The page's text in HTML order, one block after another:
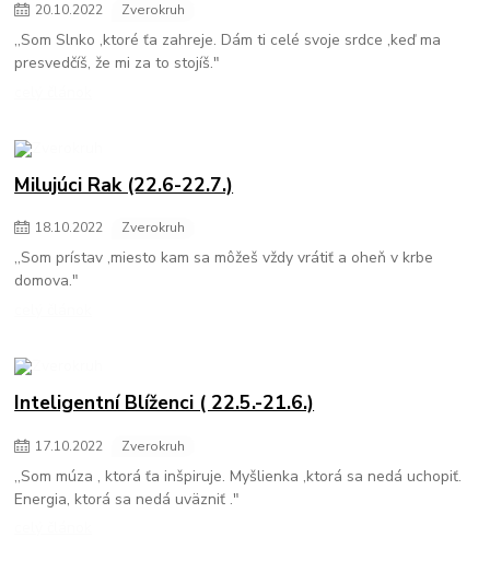
20.10.2022 Zverokruh
,,Som Slnko ,ktoré ťa zahreje. Dám ti celé svoje srdce ,keď ma
presvedčíš, že mi za to stojíš."
Milujúci Rak (22.6-22.7.)
18.10.2022 Zverokruh
,,Som prístav ,miesto kam sa môžeš vždy vrátiť a oheň v krbe
domova."
Inteligentní Blíženci ( 22.5.-21.6.)
17.10.2022 Zverokruh
,,Som múza , ktorá ťa inšpiruje. Myšlienka ,ktorá sa nedá uchopiť.
Energia, ktorá sa nedá uväzniť ."